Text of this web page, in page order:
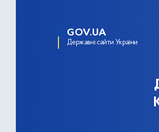
GOV.UA
Державні сайти України